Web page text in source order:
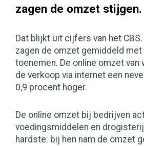
zagen de omzet stijgen.
Dat blijkt uit cijfers van het
zagen de omzet gemiddeld
toenemen. De online omzet van
de verkoop via internet een
0,9 procent hoger.
De online omzet bij bedrijven
voedingsmiddelen en
hardste: bij hen nam de omzet